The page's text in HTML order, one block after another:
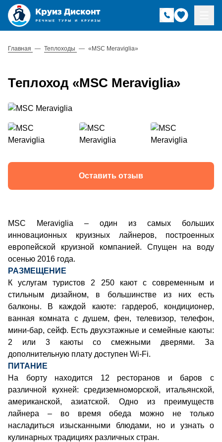
Главная — Теплоходы — «MSC Meraviglia»
Теплоход «MSC Meraviglia»
Оставить отзыв
MSC Meraviglia – один из самых больших
инновационных круизных лайнеров, построенных
европейской круизной компанией. Спущен на воду
осенью 2016 года.
РАЗМЕЩЕНИЕ
К услугам туристов 2 250 кают с современным и
стильным дизайном, в большинстве из них есть
балконы. В каждой каюте: гардероб, кондиционер,
ванная комната с душем, фен, телевизор, телефон,
мини-бар, сейф. Есть двухэтажные и семейные каюты:
2 или 3 каюты со смежными дверями. За
дополнительную плату доступен Wi-Fi.
ПИТАНИЕ
На борту находится 12 ресторанов и баров с
различной кухней: средиземноморской, итальянской,
американской, азиатской. Одно из преимуществ
лайнера – во время обеда можно не только
насладиться изысканными блюдами, но и узнать о
кулинарных традициях различных стран.